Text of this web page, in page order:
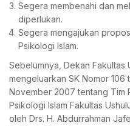
Segera membenahi dan
diperlukan.
Segera mengajukan
Psikologi Islam.
Sebelumnya, Dekan Fakultas
mengeluarkan SK Nomor
November 2007 tentang Tim
Psikologi Islam Fakultas
oleh Drs. H. Abdurrahman